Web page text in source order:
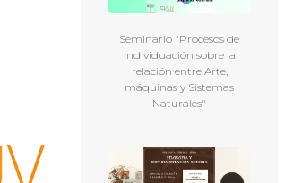
Seminario "Procesos de
individuación sobre la
relación entre Arte,
máquinas y Sistemas
Naturales"